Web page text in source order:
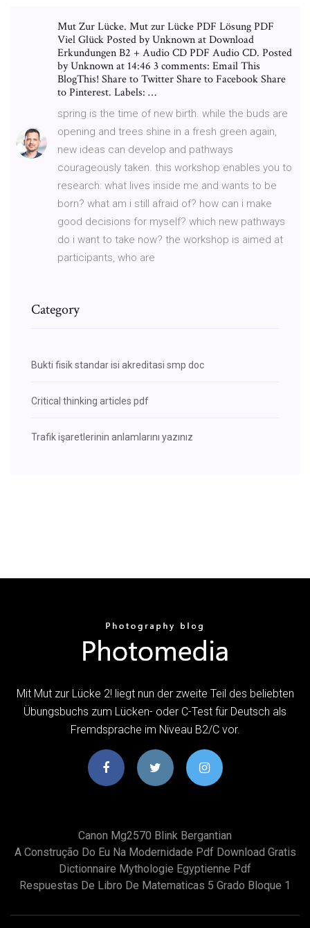
Mut Zur Lücke. Mut zur Lücke PDF Lösung PDF
Viel Glück Posted by Unknown at Download
Erkundungen B2 + Audio CD PDF Audio CD. Posted
by Unknown at 14:46 3 comments: Email This
BlogThis! Share to Twitter Share to Facebook Share
to Pinterest. Labels: …
spring is the time of new birth. while the buds are
opening and trees shine in a fresh green again,
new ideas can develop and pathways
courageously taken. this workshop enables you to
research: what lives inside me and wants to be
born? what am i still afraid of? how can i make
good decisions for myself? which new pathways
do i want to take now? the workshop is aimed at
participants, who are
Category
Bukti fisik standar isi akreditasi smp doc
Critical thinking articles pdf
Trafik işaretlerinin anlamlarını yazınız
Mit Mut zur Lücke 2! liegt nun der zweite Teil des beliebten
Übungsbuchs zum Lücken- oder C-Test für Deutsch als
Fremdsprache im Niveau B2/C vor.
Canon Mg2570 Blink Bergantian
A Construção Do Eu Na Modernidade Pdf Download Gratis
Dictionnaire Mythologie Egyptienne Pdf
Respuestas De Libro De Matematicas 5 Grado Bloque 1